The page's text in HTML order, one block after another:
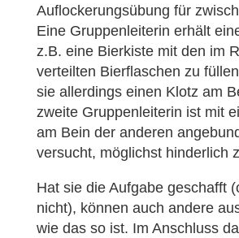
Auflockerungsübung für
Eine Gruppenleiterin erhält
z.B. eine Bierkiste mit den im
verteilten Bierflaschen zu
sie allerdings einen Klotz am
zweite Gruppenleiterin ist mit
am Bein der anderen
versucht, möglichst hinderlich
Hat sie die Aufgabe geschafft
nicht), können auch andere
wie das so ist. Im Anschluss